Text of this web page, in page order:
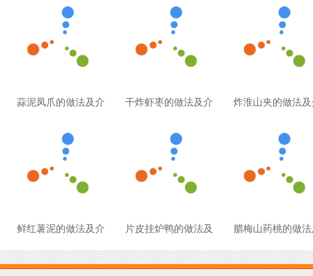
蒜泥凤爪的做法及介 干炸虾枣的做法及介 炸淮山夹的做法
鲜红薯泥的做法及介 片皮挂炉鸭的做法及 腊梅山药桃的做